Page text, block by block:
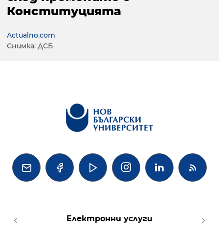
Конституцията
Actualno.com
Снимка: ДСБ
   
Електронни услуги